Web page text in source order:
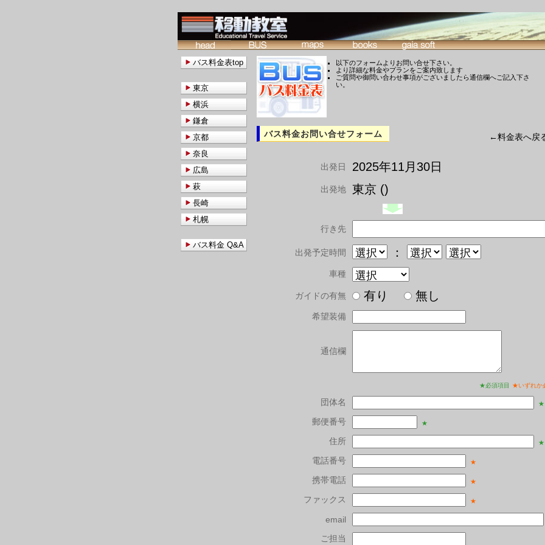
以下のフォームよりお問い合せ下さい。
より詳細な料金やプランをご案内致します
ご質問や御問い合わせ事項がございましたら通信欄へご記入下さ
い。
バス料金お問い合せフォーム ←料金表へ戻
出発日 2025年11月30日
出発地 東京 ()
行き先
出発予定時間 ：
車種
ガイドの有無 有り 無し
希望装備
通信欄
★必須項目 ★いずれか
団体名 ★
郵便番号 ★
住所 ★
電話番号 ★
携帯電話 ★
ファックス ★
email
ご担当
バス料金表top
東京
横浜
鎌倉
京都
奈良
広島
萩
長崎
札幌
バス料金 Q&A